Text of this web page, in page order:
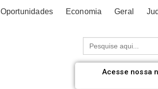
Oportunidades Economia Geral
Procurar:
Acesse nossa